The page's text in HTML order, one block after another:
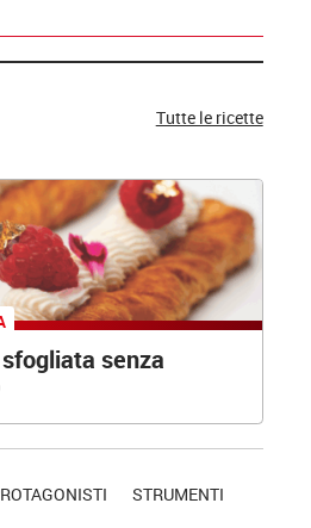
Tutte le ricette
senza
STRUMENTI